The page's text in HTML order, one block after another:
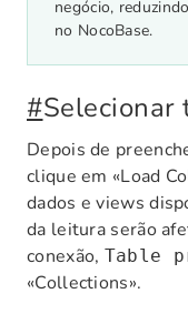
negócio,
no NocoBase.
#Selecionar
Depois de
clique em «Load
dados e views
da leitura serão
conexão, Table
«Collections».